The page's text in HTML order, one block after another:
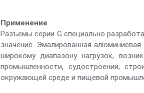
Применение
Разъемы серии G специально
значение. Эмалированная
широкому диапазону нагрузок,
промышленности, судостроении,
окружающей среде и пищевой